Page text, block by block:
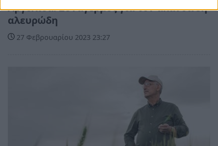
Αργολίδα: Συναγερμός για τον ακανθώδη
αλευρώδη
27 Φεβρουαρίου 2023 23:27